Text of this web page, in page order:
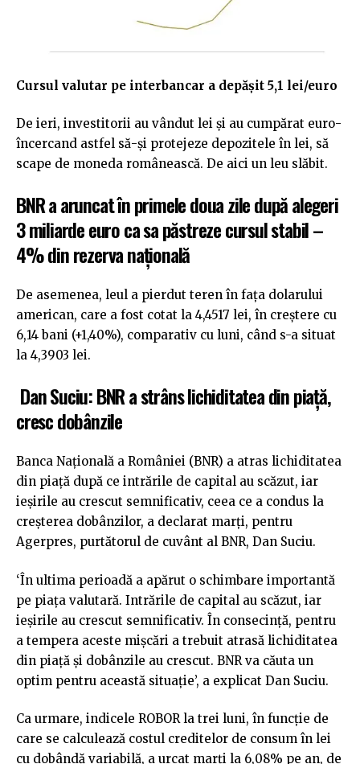
Cursul valutar pe interbancar a depășit 5,1 lei/euro
De ieri, investitorii au vândut lei și au cumpărat euro-
încercand astfel să-și protejeze depozitele în lei, să
scape de moneda românească. De aici un leu slăbit.
BNR a aruncat în primele doua zile după alegeri
3 miliarde euro ca sa păstreze cursul stabil –
4% din rezerva națională
De asemenea, leul a pierdut teren în fața dolarului
american, care a fost cotat la 4,4517 lei, în creștere cu
6,14 bani (+1,40%), comparativ cu luni, când s-a situat
la 4,3903 lei.
Dan Suciu: BNR a strâns lichiditatea din piață,
cresc dobânzile
Banca Națională a României (BNR) a atras lichiditatea
din piață după ce intrările de capital au scăzut, iar
ieșirile au crescut semnificativ, ceea ce a condus la
creșterea dobânzilor, a declarat marți, pentru
Agerpres, purtătorul de cuvânt al BNR, Dan Suciu.
‘În ultima perioadă a apărut o schimbare importantă
pe piața valutară. Intrările de capital au scăzut, iar
ieșirile au crescut semnificativ. În consecință, pentru
a tempera aceste mișcări a trebuit atrasă lichiditatea
din piață și dobânzile au crescut. BNR va căuta un
optim pentru această situație’, a explicat Dan Suciu.
Ca urmare, indicele ROBOR la trei luni, în funcție de
care se calculează costul creditelor de consum în lei
cu dobândă variabilă, a urcat marți la 6,08% pe an, de